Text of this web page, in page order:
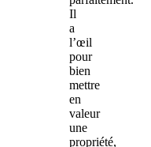
Il
a
l’œil
pour
bien
mettre
en
valeur
une
propriété,